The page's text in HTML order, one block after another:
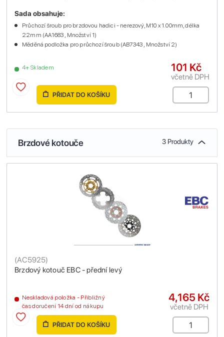
4+ Skladem
Sada obsahuje:
Průchozí šroub pro brzdovou hadici - nerezový, M10 x 1.00mm, délka
22mm (AA1683 , Množství 1)
Měděná podložka pro průchozí šroub (AB7343 , Množství 2)
101 Kč
včetně DPH
PŘIDAT DO KOŠÍKU
Brzdové kotouče 3 Produkty
Brzdový kotouč EBC - přední levý
(AC5925)
Neskladová položka - Přibližný
čas doručení 14 dní od nákupu
4,165 Kč
včetně DPH
PŘIDAT DO KOŠÍKU